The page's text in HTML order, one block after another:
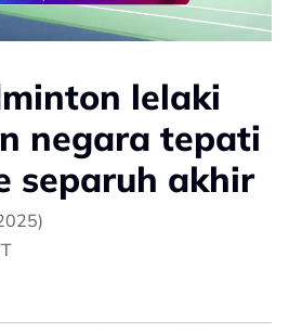
lelaki
negara tepati
separuh akhir